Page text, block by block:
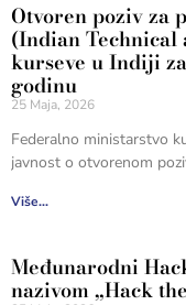
Otvoren poziv za
(Indian Technical
kurseve u Indiji
godinu
25 Maja, 2026
Federalno ministarstvo
javnost o otvorenom
Više...
Međunarodni
nazivom „Hack